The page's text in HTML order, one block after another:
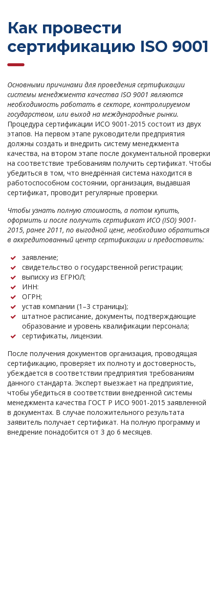
Как провести
сертификацию ISO 9001
Основными причинами для проведения сертификации
системы менеджмента качества ISO 9001 являются
необходимость работать в секторе, контролируемом
государством, или выход на международные рынки.
Процедура сертификации ИСО 9001-2015 состоит из двух
этапов. На первом этапе руководители предприятия
должны создать и внедрить систему менеджмента
качества, на втором этапе после документальной проверки
на соответствие требованиям получить сертификат. Чтобы
убедиться в том, что внедрённая система находится в
работоспособном состоянии, организация, выдавшая
сертификат, проводит регулярные проверки.
Чтобы узнать полную стоимость, а потом купить,
оформить и после получить сертификат ИСО (ISO) 9001-
2015, ранее 2011, по выгодной цене, необходимо обратиться
в аккредитованный центр сертификации и предоставить:
заявление;
свидетельство о государственной регистрации;
выписку из ЕГРЮЛ;
ИНН:
ОГРН;
устав компании (1–3 страницы);
штатное расписание, документы, подтверждающие
образование и уровень квалификации персонала;
сертификаты, лицензии.
После получения документов организация, проводящая
сертификацию, проверяет их полноту и достоверность,
убеждается в соответствии предприятия требованиям
данного стандарта. Эксперт выезжает на предприятие,
чтобы убедиться в соответствии внедренной системы
менеджмента качества ГОСТ Р ИСО 9001-2015 заявленной
в документах. В случае положительного результата
заявитель получает сертификат. На полную программу и
внедрение понадобится от 3 до 6 месяцев.